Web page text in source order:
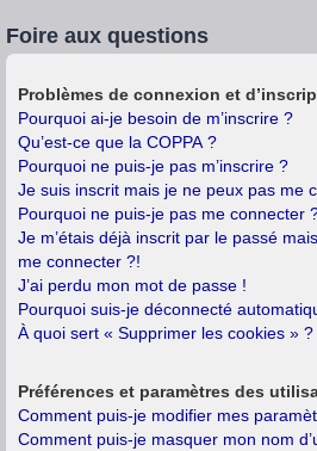
Foire aux questions
Problèmes de connexion et
Pourquoi ai-je besoin de m’inscrire ?
Qu’est-ce que la COPPA ?
Pourquoi ne puis-je pas m’inscrire ?
Je suis inscrit mais je ne peux pas me
Pourquoi ne puis-je pas me connecter
Je m’étais déjà inscrit par le passé
me connecter ?!
J’ai perdu mon mot de passe !
Pourquoi suis-je déconnecté
À quoi sert « Supprimer les cookies » ?
Préférences et paramètres des
Comment puis-je modifier mes
Comment puis-je masquer mon nom